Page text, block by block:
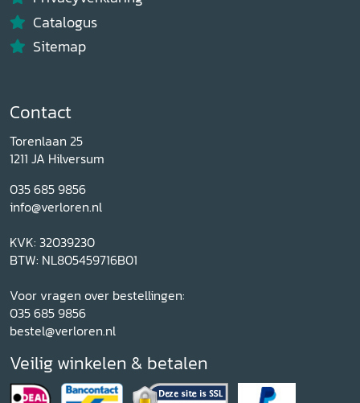
Catalogus
Sitemap
Contact
Torenlaan 25
1211 JA Hilversum
035 685 9856
info@verloren.nl
KVK: 32039230
BTW: NL805459716B01
Voor vragen over bestellingen:
035 685 9856
bestel@verloren.nl
Veilig winkelen & betalen